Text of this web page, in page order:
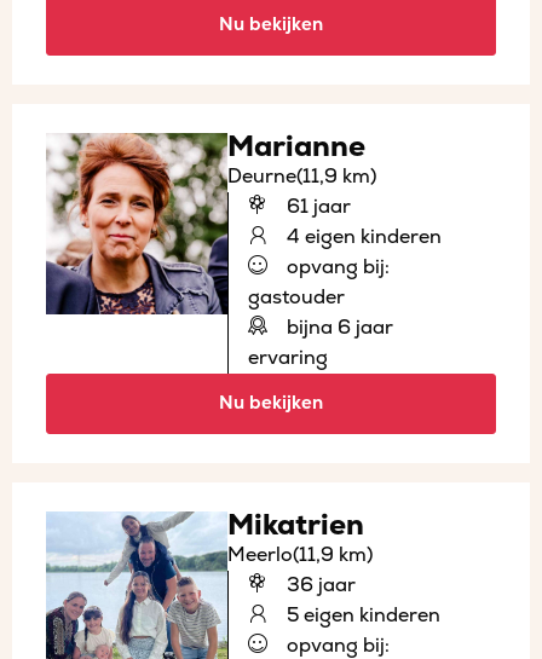
Nu bekijken
Marianne
Deurne(11,9 km)
61 jaar
4 eigen kinderen
opvang bij:
gastouder
bijna 6 jaar
ervaring
Nu bekijken
Mikatrien
Meerlo(11,9 km)
36 jaar
5 eigen kinderen
opvang bij: